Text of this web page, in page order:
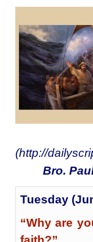
(http://
Bro.
Tuesday
“Why are